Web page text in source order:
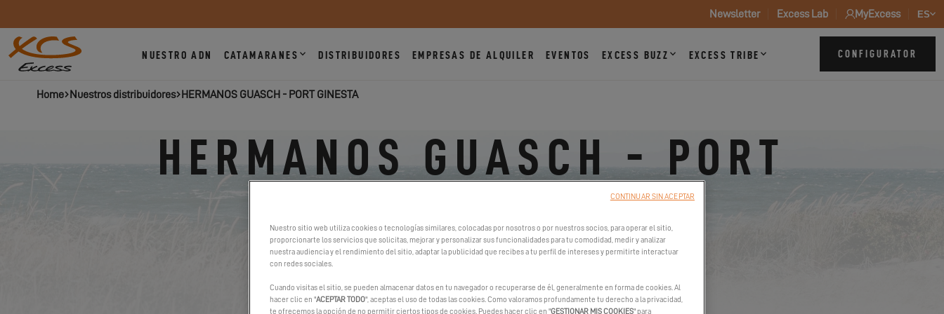
Newsletter Excess Lab MyExcess ES
NUESTRO ADN CATAMARANES DISTRIBUIDORES EMPRESAS DE ALQUILER EVENTOS EXCESS BUZZ EXCESS TRIBE CONFIGURATOR
Home Nuestros distribuidores HERMANOS GUASCH - PORT GINESTA
HERMANOS GUASCH - PORT
GINESTA
Port Ginesta, local 807, 08860 Barcelone, España
https://hermanosguasch.com/
Nuestro sitio web utiliza cookies o tecnologías similares, colocadas por nosotros o por nuestros socios, para operar el sitio,
proporcionarte los servicios que solicitas, mejorar y personalizar sus funcionalidades para tu comodidad, medir y analizar
nuestra audiencia y el rendimiento del sitio, adaptar la publicidad que recibes a tu perfil de intereses y permitirte interactuar
con redes sociales.
Cuando visitas el sitio, se pueden almacenar datos en tu navegador o recuperarse de él, generalmente en forma de cookies. Al
hacer clic en "ACEPTAR TODO", aceptas el uso de todas las cookies. Como valoramos profundamente tu derecho a la privacidad,
te ofrecemos la opción de no permitir ciertos tipos de cookies. Puedes hacer clic en "GESTIONAR MIS COOKIES" para
CONTINUAR SIN ACEPTAR